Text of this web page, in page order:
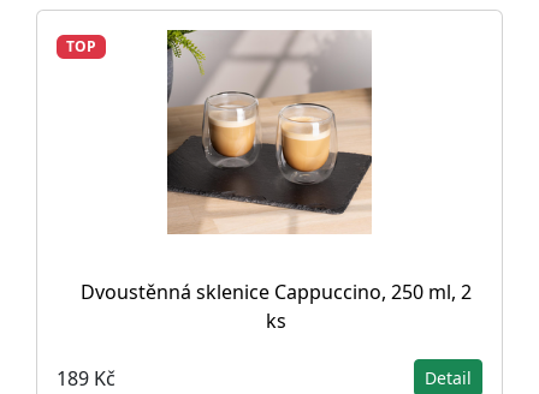
TOP
Dvoustěnná sklenice Cappuccino, 250 ml, 2
ks
189 Kč Detail